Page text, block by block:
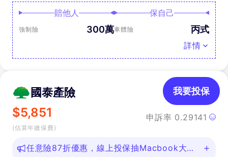
賠他人
強制險 300萬
保自己
車體險 丙式
詳情
國泰產險
$5,851
(估算年繳保費)
申訴率 0.29141
我要投保
任意險87折優惠，線上投保抽Macbook大